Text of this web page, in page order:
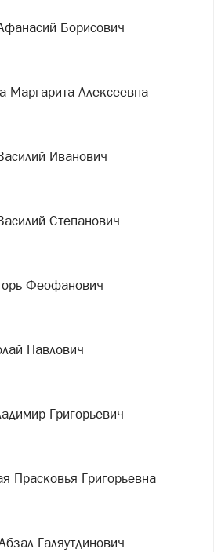
Борисович
Маргарита Алексеевна
Иванович
Степанович
Феофанович
Павлович
Григорьевич
Прасковья Григорьевна
Галяутдинович